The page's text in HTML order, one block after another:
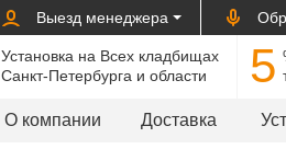
Выезд менеджера
Установка на Всех кладбищах
Санкт-Петербурга и области
5
О компании Доставка